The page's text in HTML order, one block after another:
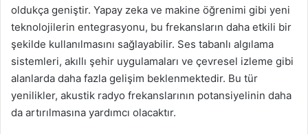
oldukça geniştir. Yapay zeka ve makine öğrenimi gibi yeni
teknolojilerin entegrasyonu, bu frekansların daha etkili bir
şekilde kullanılmasını sağlayabilir. Ses tabanlı algılama
sistemleri, akıllı şehir uygulamaları ve çevresel izleme gibi
alanlarda daha fazla gelişim beklenmektedir. Bu tür
yenilikler, akustik radyo frekanslarının potansiyelinin daha
da artırılmasına yardımcı olacaktır.